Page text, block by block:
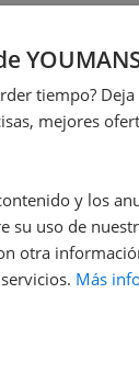
Válvula
399 cc
tiempo?
mejores
y los
uso de
otra
Más